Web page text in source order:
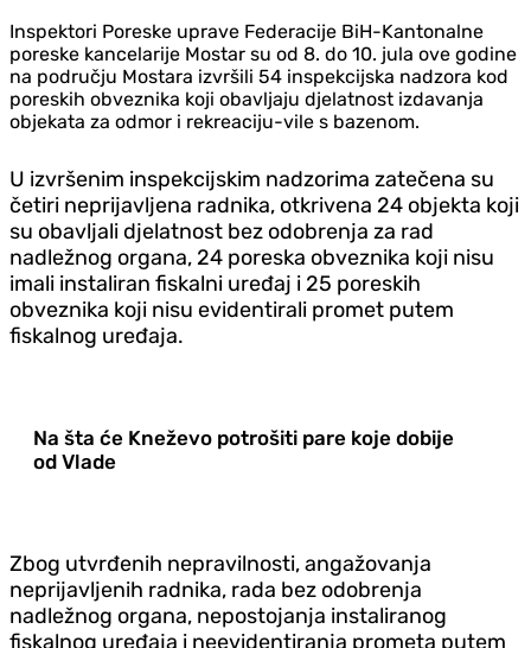
Inspektori Poreske uprave Federacije BiH-Kantonalne
poreske kancelarije Mostar su od 8. do 10. jula ove godine
na području Mostara izvršili 54 inspekcijska nadzora kod
poreskih obveznika koji obavljaju djelatnost izdavanja
objekata za odmor i rekreaciju-vile s bazenom.
U izvršenim inspekcijskim nadzorima zatečena su
četiri neprijavljena radnika, otkrivena 24 objekta koji
su obavljali djelatnost bez odobrenja za rad
nadležnog organa, 24 poreska obveznika koji nisu
imali instaliran fiskalni uređaj i 25 poreskih
obveznika koji nisu evidentirali promet putem
fiskalnog uređaja.
Na šta će Kneževo potrošiti pare koje dobije
od Vlade
Zbog utvrđenih nepravilnosti, angažovanja
neprijavljenih radnika, rada bez odobrenja
nadležnog organa, nepostojanja instaliranog
fiskalnog uređaja i neevidentiranja prometa putem